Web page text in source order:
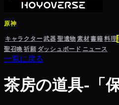
原神
キャラクター武器聖遺物素材書籍料理
聖召喚祈願 ダッシュボード ニュース
一覧に戻る
茶房の道具-「